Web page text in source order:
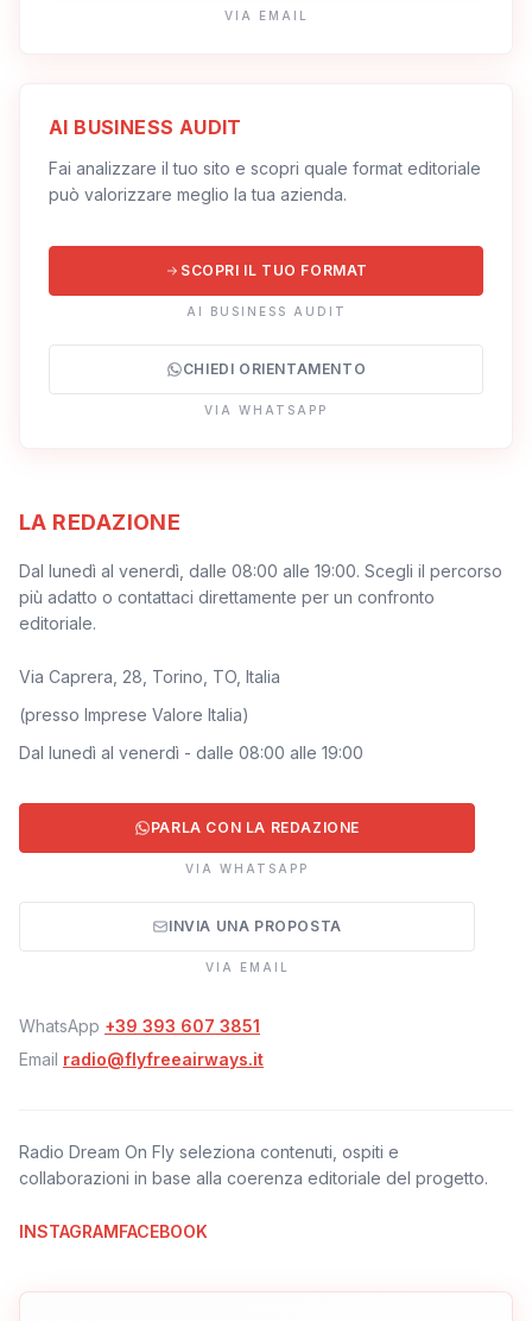
VIA EMAIL
AI BUSINESS AUDIT
Fai analizzare il tuo sito e scopri quale format editoriale
può valorizzare meglio la tua azienda.
SCOPRI IL TUO FORMAT
AI BUSINESS AUDIT
CHIEDI ORIENTAMENTO
VIA WHATSAPP
LA REDAZIONE
Dal lunedì al venerdì, dalle 08:00 alle 19:00. Scegli il percorso
più adatto o contattaci direttamente per un confronto
editoriale.
Via Caprera, 28, Torino, TO, Italia
(presso Imprese Valore Italia)
Dal lunedì al venerdì - dalle 08:00 alle 19:00
PARLA CON LA REDAZIONE
VIA WHATSAPP
INVIA UNA PROPOSTA
VIA EMAIL
WhatsApp +39 393 607 3851
Email radio@flyfreeairways.it
Radio Dream On Fly seleziona contenuti, ospiti e
collaborazioni in base alla coerenza editoriale del progetto.
INSTAGRAMFACEBOOK